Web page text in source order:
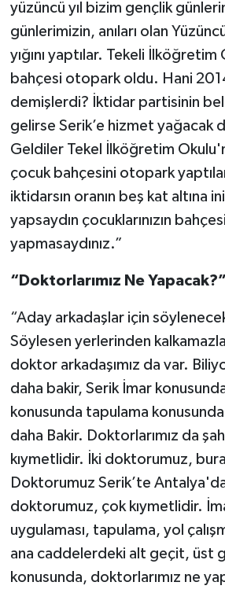
yüzüncü yıl bizim gençlik
günlerimizin, anıları olan
yığını yaptılar. Tekeli İlköğretim
bahçesi otopark oldu. Hani
demişlerdi? İktidar partisinin
gelirse Serik’e hizmet yağacak
Geldiler Tekel İlköğretim
çocuk bahçesini otopark
iktidarsın oranın beş kat altına
yapsaydın çocuklarınızın
yapmasaydınız.”
“Doktorlarımız Ne Yapacak?”
“Aday arkadaşlar için
Söylesen yerlerinden
doktor arkadaşımız da var.
daha bakir, Serik İmar
konusunda tapulama konusunda
daha Bakir. Doktorlarımız da
kıymetlidir. İki doktorumuz,
Doktorumuz Serik’te
doktorumuz, çok kıymetlidir.
uygulaması, tapulama, yol
ana caddelerdeki alt geçit, üst
konusunda, doktorlarımız ne